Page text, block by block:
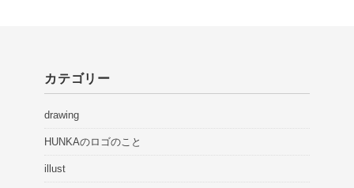
カテゴリー
drawing
HUNKAのロゴのこと
illust